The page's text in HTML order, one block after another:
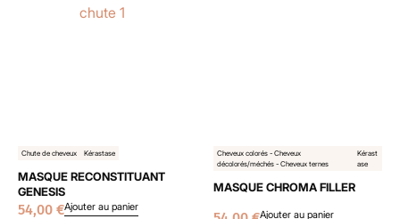
Chute de cheveux Kérastase
MASQUE RECONSTITUANT
GENESIS
54,00 €Ajouter au panier
Cheveux colorés - Cheveux
décolorés/méchés - Cheveux ternes
Kérast
ase
MASQUE CHROMA FILLER
Ajouter au panier